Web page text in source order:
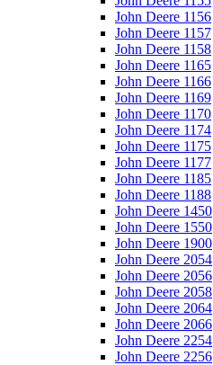
John Deere 1156
John Deere 1157
John Deere 1158
John Deere 1165
John Deere 1166
John Deere 1169
John Deere 1170
John Deere 1174
John Deere 1175
John Deere 1177
John Deere 1185
John Deere 1188
John Deere 1450
John Deere 1550
John Deere 1900
John Deere 2054
John Deere 2056
John Deere 2058
John Deere 2064
John Deere 2066
John Deere 2254
John Deere 2256